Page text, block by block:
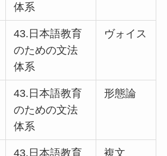
体系
43.日本語教育
のための文法
体系
ヴォイス
43.日本語教育
のための文法
体系
形態論
43.日本語教育
複文